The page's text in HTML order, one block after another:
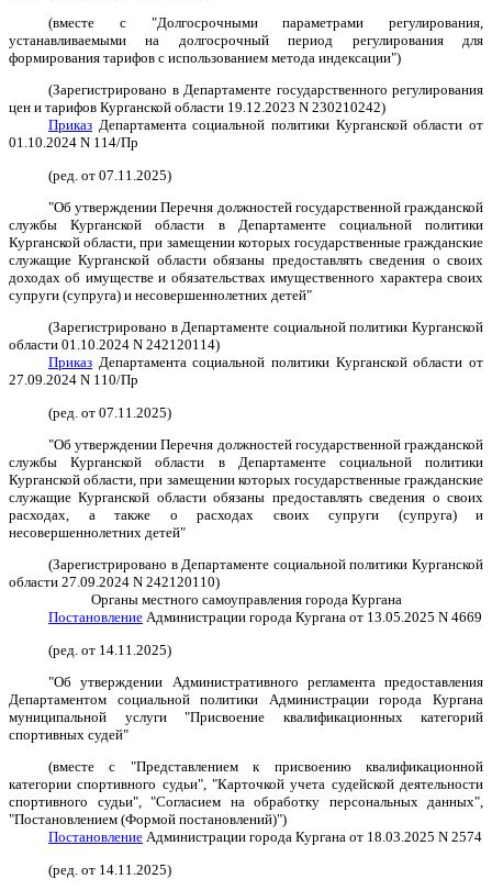
(вместе с "Долгосрочными параметрами регулирования,
устанавливаемыми на долгосрочный период регулирования для
формирования тарифов с использованием метода индексации")
(Зарегистрировано в Департаменте государственного регулирования
цен и тарифов Курганской области 19.12.2023 N 230210242)
Приказ Департамента социальной политики Курганской области от
01.10.2024 N 114/Пр
(ред. от 07.11.2025)
"Об утверждении Перечня должностей государственной гражданской
службы Курганской области в Департаменте социальной политики
Курганской области, при замещении которых государственные гражданские
служащие Курганской области обязаны предоставлять сведения о своих
доходах об имуществе и обязательствах имущественного характера своих
супруги (супруга) и несовершеннолетних детей"
(Зарегистрировано в Департаменте социальной политики Курганской
области 01.10.2024 N 242120114)
Приказ Департамента социальной политики Курганской области от
27.09.2024 N 110/Пр
(ред. от 07.11.2025)
"Об утверждении Перечня должностей государственной гражданской
службы Курганской области в Департаменте социальной политики
Курганской области, при замещении которых государственные гражданские
служащие Курганской области обязаны предоставлять сведения о своих
расходах, а также о расходах своих супруги (супруга) и
несовершеннолетних детей"
(Зарегистрировано в Департаменте социальной политики Курганской
области 27.09.2024 N 242120110)
Органы местного самоуправления города Кургана
Постановление Администрации города Кургана от 13.05.2025 N 4669
(ред. от 14.11.2025)
"Об утверждении Административного регламента предоставления
Департаментом социальной политики Администрации города Кургана
муниципальной услуги "Присвоение квалификационных категорий
спортивных судей"
(вместе с "Представлением к присвоению квалификационной
категории спортивного судьи", "Карточкой учета судейской деятельности
спортивного судьи", "Согласием на обработку персональных данных",
"Постановлением (Формой постановлений)")
Постановление Администрации города Кургана от 18.03.2025 N 2574
(ред. от 14.11.2025)